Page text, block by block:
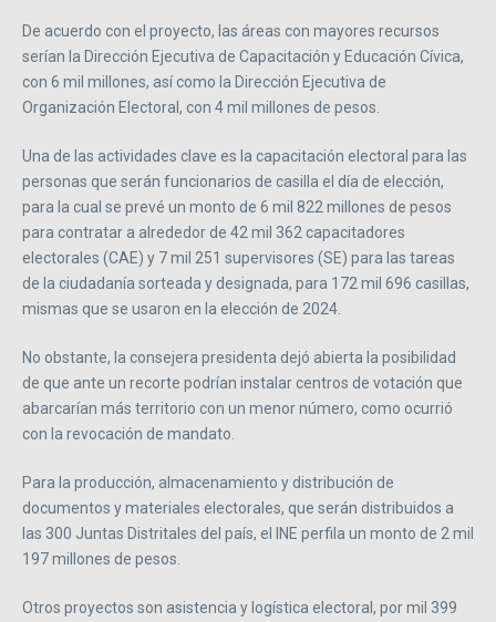
De acuerdo con el proyecto, las áreas con mayores recursos
serían la Dirección Ejecutiva de Capacitación y Educación Cívica,
con 6 mil millones, así como la Dirección Ejecutiva de
Organización Electoral, con 4 mil millones de pesos.
Una de las actividades clave es la capacitación electoral para las
personas que serán funcionarios de casilla el día de elección,
para la cual se prevé un monto de 6 mil 822 millones de pesos
para contratar a alrededor de 42 mil 362 capacitadores
electorales (CAE) y 7 mil 251 supervisores (SE) para las tareas
de la ciudadanía sorteada y designada, para 172 mil 696 casillas,
mismas que se usaron en la elección de 2024.
No obstante, la consejera presidenta dejó abierta la posibilidad
de que ante un recorte podrían instalar centros de votación que
abarcarían más territorio con un menor número, como ocurrió
con la revocación de mandato.
Para la producción, almacenamiento y distribución de
documentos y materiales electorales, que serán distribuidos a
las 300 Juntas Distritales del país, el INE perfila un monto de 2 mil
197 millones de pesos.
Otros proyectos son asistencia y logística electoral, por mil 399